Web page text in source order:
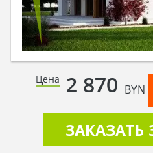
Цена 2 870 BYN